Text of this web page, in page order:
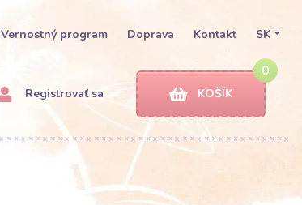
Vernostný program Doprava Kontakt SK
Registrovať sa
0
KOŠÍK